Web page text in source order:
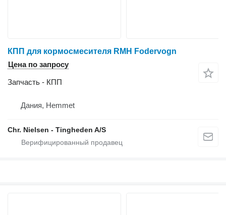
КПП для кормосмесителя RMH Fodervogn
Цена по запросу
Запчасть - КПП
Дания, Hemmet
Chr. Nielsen - Tingheden A/S